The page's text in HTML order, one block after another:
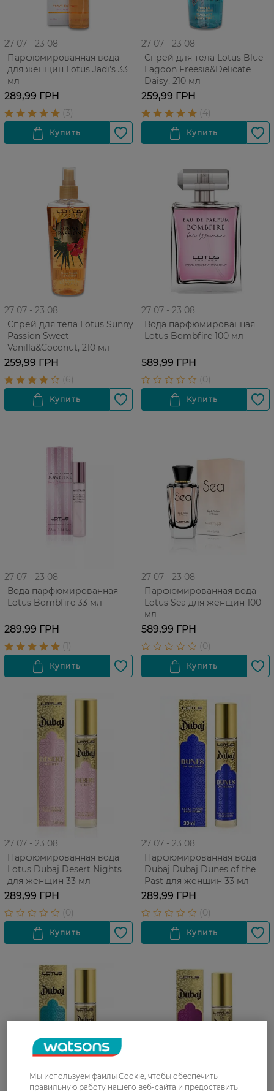
27 07 - 23 08
Парфюмированная вода
для женщин Lotus Jadi's 33
мл
289,99 ГРН
27 07 - 23 08
Спрей для тела Lotus Blue
Lagoon Freesia&Delicate
Daisy, 210 мл
259,99 ГРН
27 07 - 23 08
Спрей для тела Lotus Sunny
Passion Sweet
Vanilla&Coconut, 210 мл
259,99 ГРН
27 07 - 23 08
Вода парфюмированная
Lotus Bombfire 100 мл
589,99 ГРН
27 07 - 23 08
Вода парфюмированная
Lotus Bombfire 33 мл
289,99 ГРН
27 07 - 23 08
Парфюмированная вода
Lotus Sea для женщин 100
мл
589,99 ГРН
27 07 - 23 08
Парфюмированная вода
Lotus Dubaj Desert Nights
для женщин 33 мл
289,99 ГРН
27 07 - 23 08
Парфюмированная вода
Dubaj Dubaj Dunes of the
Past для женщин 33 мл
289,99 ГРН
Мы используем файлы Cookie, чтобы обеспечить
правильную работу нашего веб-сайта и предоставить